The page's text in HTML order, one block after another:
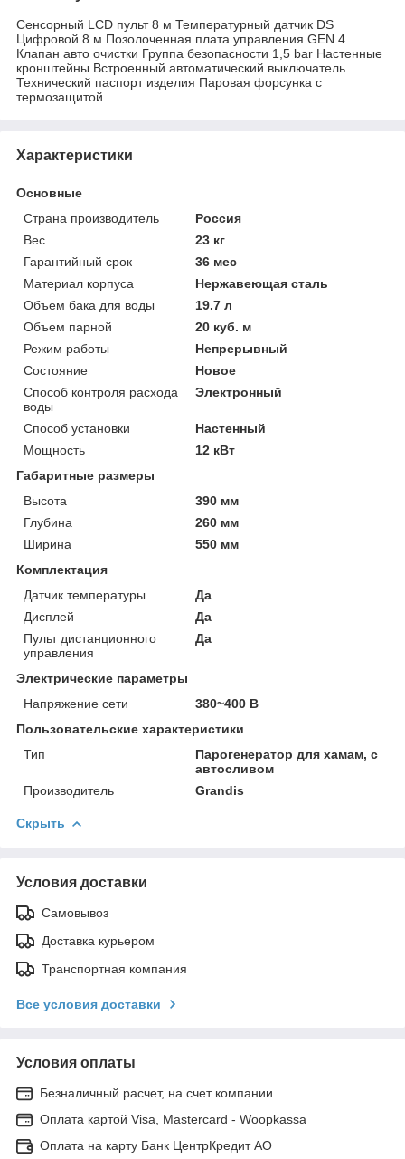
Сенсорный LCD пульт 8 м Температурный датчик DS
Цифровой 8 м Позолоченная плата управления GEN 4
Клапан авто очистки Группа безопасности 1,5 bar Настенные
кронштейны Встроенный автоматический выключатель
Технический паспорт изделия Паровая форсунка с
термозащитой
Характеристики
Основные
Страна производитель
Россия
Вес
23 кг
Гарантийный срок
36 мес
Материал корпуса
Нержавеющая сталь
Объем бака для воды
19.7 л
Объем парной
20 куб. м
Режим работы
Непрерывный
Состояние
Новое
Способ контроля расхода
воды
Электронный
Способ установки
Настенный
Мощность
12 кВт
Габаритные размеры
Высота
390 мм
Глубина
260 мм
Ширина
550 мм
Комплектация
Датчик температуры
Да
Дисплей
Да
Пульт дистанционного
управления
Да
Электрические параметры
Напряжение сети
380~400 В
Пользовательские характеристики
Тип
Парогенератор для хамам, с
автосливом
Производитель
Grandis
Скрыть
Условия доставки
Самовывоз
Доставка курьером
Транспортная компания
Все условия доставки
Условия оплаты
Безналичный расчет, на счет компании
Оплата картой Visa, Mastercard - Woopkassa
Оплата на карту Банк ЦентрКредит АО